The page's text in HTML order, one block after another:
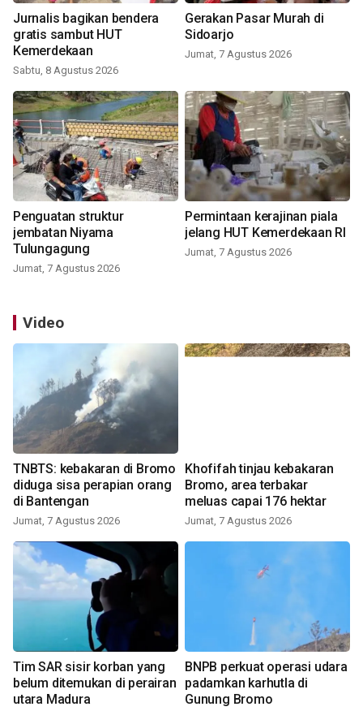
Jurnalis bagikan bendera
gratis sambut HUT
Kemerdekaan
Sabtu, 8 Agustus 2026
Gerakan Pasar Murah di
Sidoarjo
Jumat, 7 Agustus 2026
Penguatan struktur
jembatan Niyama
Tulungagung
Jumat, 7 Agustus 2026
Permintaan kerajinan piala
jelang HUT Kemerdekaan RI
Jumat, 7 Agustus 2026
Video
TNBTS: kebakaran di Bromo
diduga sisa perapian orang
di Bantengan
Jumat, 7 Agustus 2026
Khofifah tinjau kebakaran
Bromo, area terbakar
meluas capai 176 hektar
Jumat, 7 Agustus 2026
Tim SAR sisir korban yang
belum ditemukan di perairan
utara Madura
BNPB perkuat operasi udara
padamkan karhutla di
Gunung Bromo